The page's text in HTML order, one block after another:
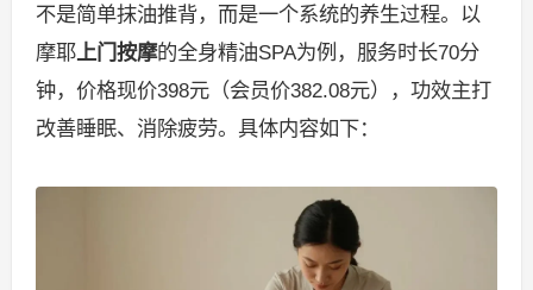
不是简单抹油推背，而是一个系统的养生过程。以
摩耶上门按摩的全身精油SPA为例，服务时长70分
钟，价格现价398元（会员价382.08元），功效主打
改善睡眠、消除疲劳。具体内容如下：